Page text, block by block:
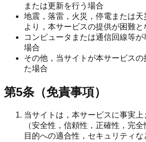
または更新を行う場合
地震，落雷，火災，停電または天
より，本サービスの提供が困難と
コンピュータまたは通信回線等
場合
その他，当サイトが本サービス
た場合
第5条（免責事項）
当サイトは，本サービスに事実
（安全性，信頼性，正確性，完
目的への適合性，セキュリティ